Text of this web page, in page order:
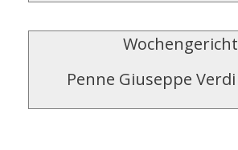
Wochengericht
Penne Giuseppe Verdi